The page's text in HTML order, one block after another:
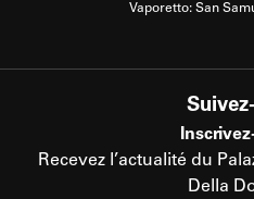
Vaporetto: San
Recevez l’actualité du
Della